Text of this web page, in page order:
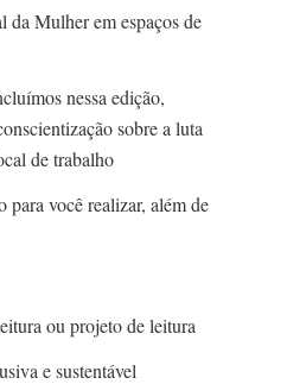
da Mulher em espaços de
nessa edição,
sobre a luta
de trabalho
para você realizar, além de
ou projeto de leitura
e sustentável